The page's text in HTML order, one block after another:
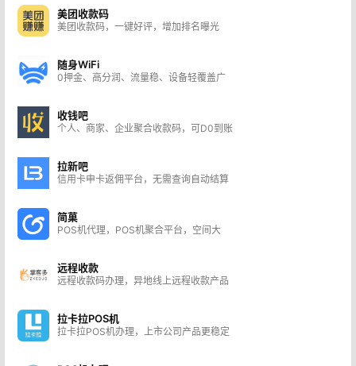
美团收款码
美团收款码，一键好评，增加排名曝光
随身WiFi
0押金、高分润、流量稳、设备轻覆盖广
收钱吧
个人、商家、企业聚合收款码，可D0到账
拉新吧
信用卡申卡返佣平台，无需查询自动结算
简菓
POS机代理，POS机聚合平台，空间大
远程收款
远程收款码办理，异地线上远程收款产品
拉卡拉POS机
拉卡拉POS机办理，上市公司产品更稳定